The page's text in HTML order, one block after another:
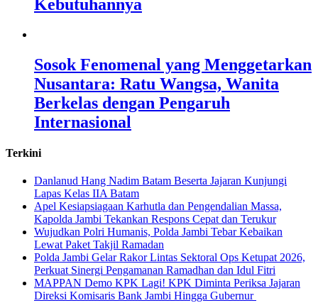
Kebutuhannya
Sosok Fenomenal yang Menggetarkan
Nusantara: Ratu Wangsa, Wanita
Berkelas dengan Pengaruh
Internasional
Terkini
Danlanud Hang Nadim Batam Beserta Jajaran Kunjungi
Lapas Kelas IIA Batam
Apel Kesiapsiagaan Karhutla dan Pengendalian Massa,
Kapolda Jambi Tekankan Respons Cepat dan Terukur
Wujudkan Polri Humanis, Polda Jambi Tebar Kebaikan
Lewat Paket Takjil Ramadan
Polda Jambi Gelar Rakor Lintas Sektoral Ops Ketupat 2026,
Perkuat Sinergi Pengamanan Ramadhan dan Idul Fitri
‎MAPPAN Demo KPK Lagi! KPK Diminta Periksa Jajaran
Direksi Komisaris Bank Jambi Hingga Gubernur ‎